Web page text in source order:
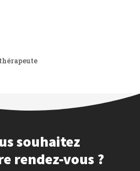
souhaitez
rendez-vous ?